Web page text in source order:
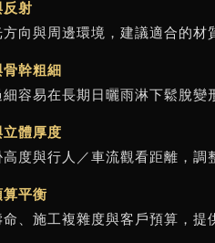
反射
向與周邊環境，建議適合的材
幹粗細
容易在長期日曬雨淋下鬆脫變
體厚度
度與行人／車流觀看距離，調
平衡
、施工複雜度與客戶預算，提